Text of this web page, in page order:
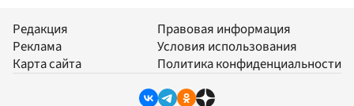
Редакция
Реклама
Карта сайта
Правовая информация
Условия использования
Политика конфиденциальности